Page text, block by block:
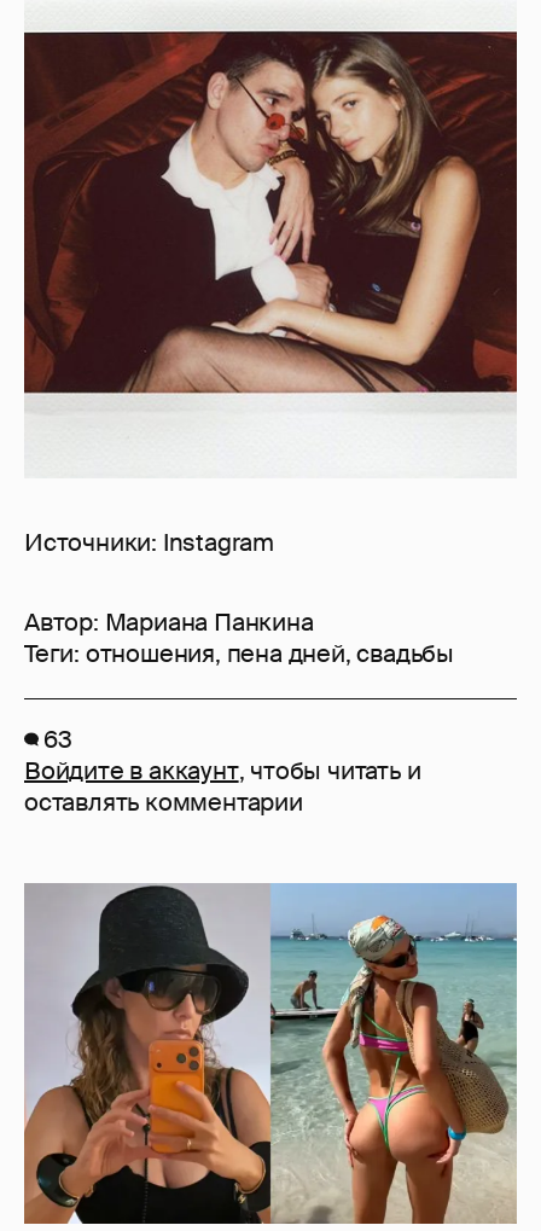
Источники: Instagram
Автор: Мариана Панкина
Теги: отношения, пена дней,свадьбы
63
Войдите в аккаунт, чтобы читать и
оставлять комментарии